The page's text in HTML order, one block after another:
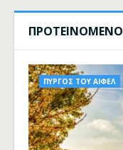
ΠΡΟΤΕΙΝΟΜΕΝΟ
ΠΥΡΓΟΣ ΤΟΥ ΑΙΦΕΛ